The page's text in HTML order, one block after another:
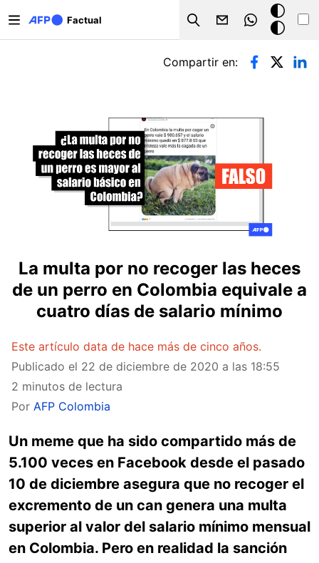
Factual
Search
Modo
oscuro
Solapas principales
Compartir en:
La multa por no recoger las heces
de un perro en Colombia equivale a
cuatro días de salario mínimo
Este artículo data de hace más de cinco años.
Publicado el 22 de diciembre de 2020 a las 18:55
2 minutos de lectura
Por AFP Colombia
Un meme que ha sido compartido más de
5.100 veces en Facebook desde el pasado
10 de diciembre asegura que no recoger el
excremento de un can genera una multa
superior al valor del salario mínimo mensual
en Colombia. Pero en realidad la sanción